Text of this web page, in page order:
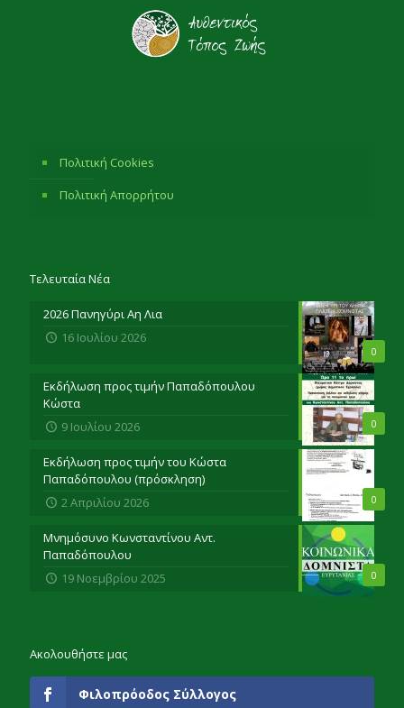
Πολιτική Cookies
Πολιτική Απορρήτου
Τελευταία Νέα
0
2026 Πανηγύρι Αη Λια
16 Ιουλίου 2026
0
Εκδήλωση προς τιμήν Παπαδόπουλου
Κώστα
9 Ιουλίου 2026
0
Εκδήλωση προς τιμήν του Κώστα
Παπαδόπουλου (πρόσκληση)
2 Απριλίου 2026
0
Μνημόσυνο Κωνσταντίνου Αντ.
Παπαδόπουλου
19 Νοεμβρίου 2025
Ακολουθήστε μας
Φιλοπρόοδος Σύλλογος